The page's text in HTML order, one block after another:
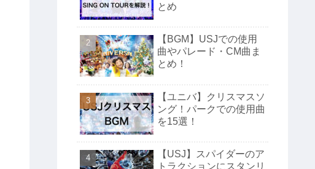
とめ
【BGM】USJでの使用
曲やパレード・CM曲ま
とめ！
【ユニバ】クリスマスソ
ング！パークでの使用曲
を15選！
【USJ】スパイダーのア
トラクションにスタンリ